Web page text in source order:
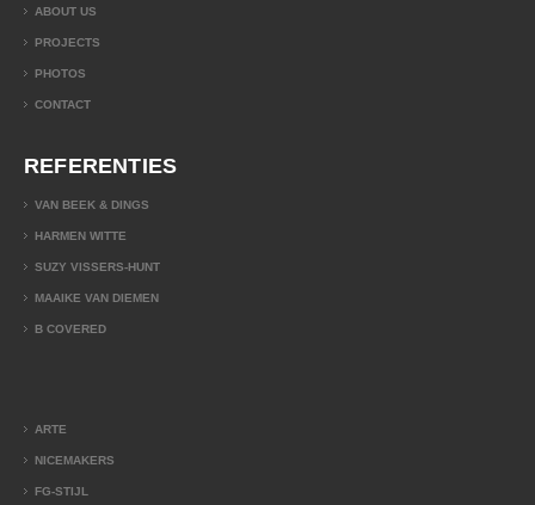
ABOUT US
PROJECTS
PHOTOS
CONTACT
REFERENTIES
VAN BEEK & DINGS
HARMEN WITTE
SUZY VISSERS-HUNT
MAAIKE VAN DIEMEN
B COVERED
ARTE
NICEMAKERS
FG-STIJL